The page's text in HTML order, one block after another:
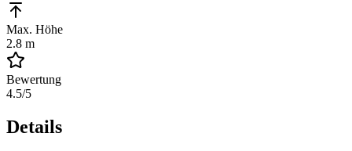
Max. Höhe
2.8 m
Bewertung
4.5/5
Details